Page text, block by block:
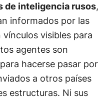
de inteligencia rusos,
informados por las
visibles para
agentes son
hacerse pasar por
a otros países
estructuras. Ni sus